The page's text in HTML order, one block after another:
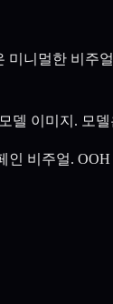
미니멀한 비주
델 이미지. 모
인 비주얼.